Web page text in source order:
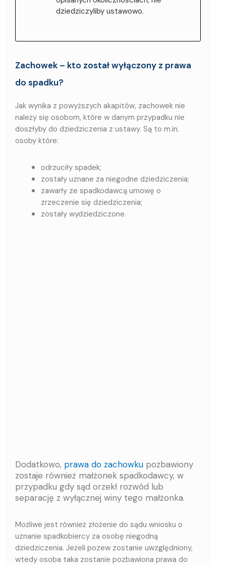
dziedziczyliby ustawowo.
Zachowek – kto został wyłączony z prawa
do spadku?
Jak wynika z powyższych akapitów, zachowek nie
należy się osobom, które w danym przypadku nie
doszłyby do dziedziczenia z ustawy. Są to m.in.
osoby które:
odrzuciły spadek;
zostały uznane za niegodne dziedziczenia;
zawarły ze spadkodawcą umowę o
zrzeczenie się dziedziczenia;
zostały wydziedziczone.
Dodatkowo, prawa do zachowku pozbawiony
zostaje również małżonek spadkodawcy, w
przypadku gdy sąd orzekł rozwód lub
separację z wyłącznej winy tego małżonka.
Możliwe jest również złożenie do sądu wniosku o
uznanie spadkobiercy za osobę niegodną
dziedziczenia. Jeżeli pozew zostanie uwzględniony,
wtedy osoba taka zostanie pozbawiona prawa do